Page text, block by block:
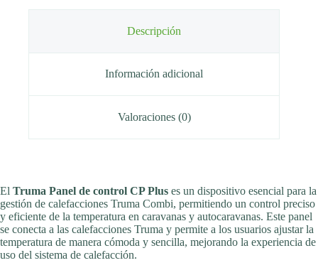
Descripción
Información adicional
Valoraciones (0)
El Truma Panel de control CP Plus es un dispositivo esencial para la
gestión de calefacciones Truma Combi, permitiendo un control preciso
y eficiente de la temperatura en caravanas y autocaravanas. Este panel
se conecta a las calefacciones Truma y permite a los usuarios ajustar la
temperatura de manera cómoda y sencilla, mejorando la experiencia de
uso del sistema de calefacción.